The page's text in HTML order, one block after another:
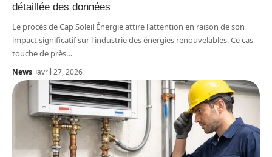
détaillée des données
Le procès de Cap Soleil Énergie attire l'attention en raison de son
impact significatif sur l'industrie des énergies renouvelables. Ce cas
touche de près…
News avril 27, 2026